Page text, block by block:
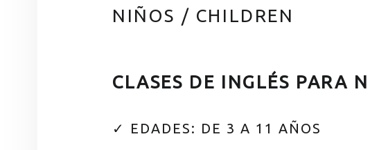
NIÑOS / CHILDREN
CLASES DE INGLÉS PARA
✓ EDADES: DE 3 A 11 AÑOS